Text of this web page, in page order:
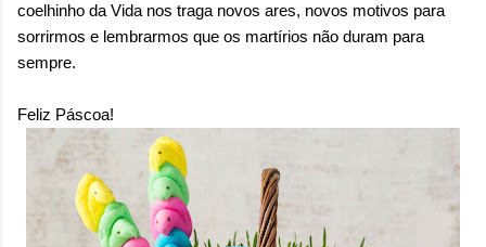
coelhinho da Vida nos traga novos ares, novos motivos para
sorrirmos e lembrarmos que os martírios não duram para
sempre.
Feliz Páscoa!